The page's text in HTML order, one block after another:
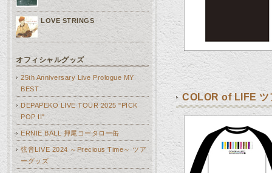
LOVE STRINGS
オフィシャルグッズ
25th Anniversary Live Prologue MY
BEST
DEPAPEKO LIVE TOUR 2025 "PICK
POP II"
ERNIE BALL 押尾コータロー缶
弦音LIVE 2024 ～Precious Time～ ツア
ーグッズ
COLOR of LIFE